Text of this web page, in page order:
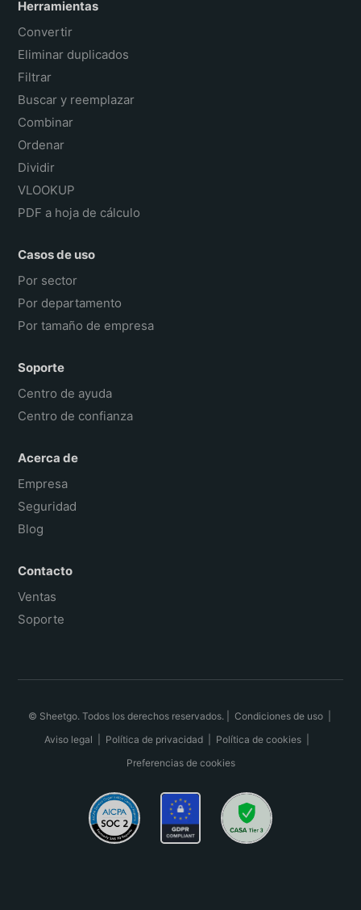
Herramientas
Convertir
Eliminar duplicados
Filtrar
Buscar y reemplazar
Combinar
Ordenar
Dividir
VLOOKUP
PDF a hoja de cálculo
Casos de uso
Por sector
Por departamento
Por tamaño de empresa
Soporte
Centro de ayuda
Centro de confianza
Acerca de
Empresa
Seguridad
Blog
Contacto
Ventas
Soporte
© Sheetgo. Todos los derechos reservados. | Condiciones de uso|
Aviso legal
Política de privacidad Política de cookies
Preferencias de cookies